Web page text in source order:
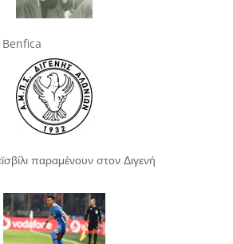
Benfica
παραμένουν στον Διγενή